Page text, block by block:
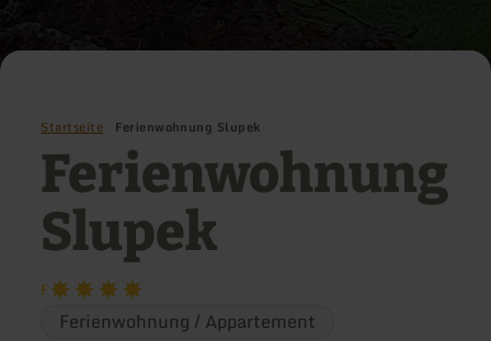
Startseite Ferienwohnung Slupek
Ferienwohnung
Slupek
F
Ferienwohnung / Appartement